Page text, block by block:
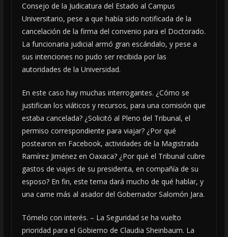
Consejo de la Judicatura del Estado al Campus
Universitario, pese a que había sido notificada de la
cancelación de la firma del convenio para el Doctorado.
La funcionaria judicial armó gran escándalo, y pese a
sus intenciones no pudo ser recibida por las
autoridades de la Universidad.
En este caso hay muchas interrogantes. ¿Cómo se
justifican los viáticos y recursos, para una comisión que
estaba cancelada? ¿Solicitó al Pleno del Tribunal, el
permiso correspondiente para viajar? ¿Por qué
postearon en Facebook, actividades de la Magistrada
Ramírez Jiménez en Oaxaca? ¿Por qué el Tribunal cubre
gastos de viajes de su presidenta, en compañía de su
esposo? En fin, este tema dará mucho de qué hablar, y
una carne más al asador del Gobernador Salomón Jara.
Tómelo con interés. – La Seguridad se ha vuelto
prioridad para el Gobierno de Claudia Sheinbaum. La